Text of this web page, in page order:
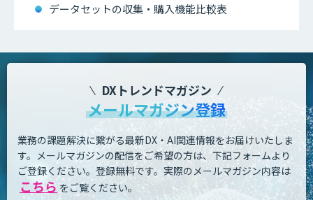
データセットの収集・購入機能比較表
DXトレンドマガジン
メールマガジン登録
業務の課題解決に繋がる最新DX・AI関連情報をお届けいたしま
す。 メールマガジンの配信をご希望の方は、下記フォームより
ご登録ください。登録無料です。 実際のメールマガジン内容は
こちら をご覧ください。